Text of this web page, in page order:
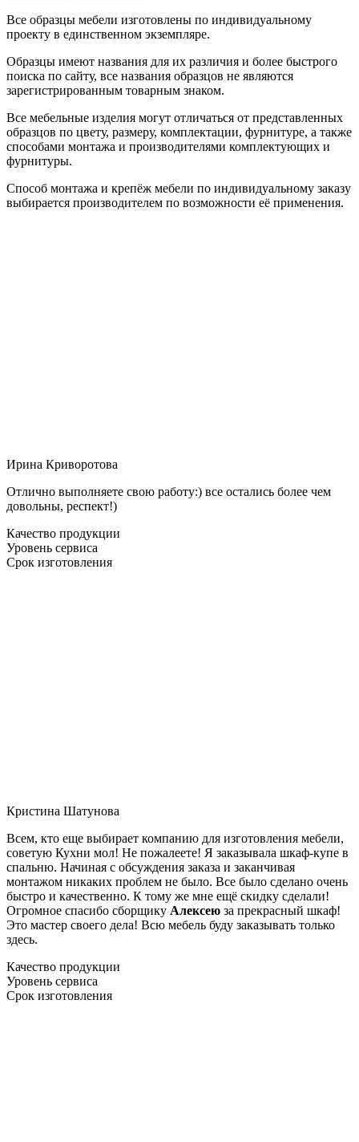
Все образцы мебели изготовлены по индивидуальному
проекту в единственном экземпляре.
Образцы имеют названия для их различия и более быстрого
поиска по сайту, все названия образцов не являются
зарегистрированным товарным знаком.
Все мебельные изделия могут отличаться от представленных
образцов по цвету, размеру, комплектации, фурнитуре, а также
способами монтажа и производителями комплектующих и
фурнитуры.
Способ монтажа и крепёж мебели по индивидуальному заказу
выбирается производителем по возможности её применения.
Ирина Криворотова
Отлично выполняете свою работу:) все остались более чем
довольны, респект!)
Качество продукции
Уровень сервиса
Срок изготовления
Кристина Шатунова
Всем, кто еще выбирает компанию для изготовления мебели,
советую Кухни мол! Не пожалеете! Я заказывала шкаф-купе в
спальню. Начиная с обсуждения заказа и заканчивая
монтажом никаких проблем не было. Все было сделано очень
быстро и качественно. К тому же мне ещё скидку сделали!
Огромное спасибо сборщику Алексею за прекрасный шкаф!
Это мастер своего дела! Всю мебель буду заказывать только
здесь.
Качество продукции
Уровень сервиса
Срок изготовления